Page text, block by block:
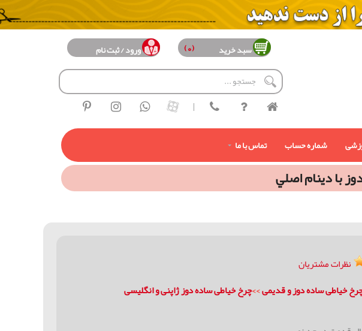
سبد خرید (0) ورود / ثبت نام
|
شماره حساب تماس با ما
با دينام اصلي
نظرات مشتریان
خیاطی ساده دوز و قديمی>>چرخ خياطی ساده دوز ژاپنی و انگلیسی